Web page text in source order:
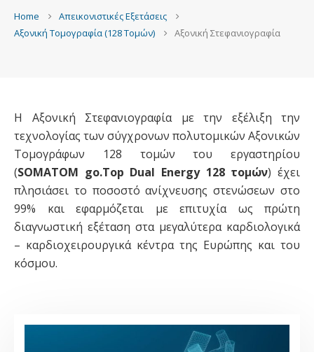
Home
Απεικονιστικές Εξετάσεις
Αξονική Τομογραφία (128 Τομών)
Αξονική Στεφανιογραφία
Η Αξονική Στεφανιογραφία με την εξέλιξη την
τεχνολογίας των σύγχρονων πολυτομικών Αξονικών
Τομογράφων 128 τομών του εργαστηρίου
(SOMATOM go.Top Dual Energy 128 τομών) έχει
πλησιάσει το ποσοστό ανίχνευσης στενώσεων στο
99% και εφαρμόζεται με επιτυχία ως πρώτη
διαγνωστική εξέταση στα μεγαλύτερα καρδιολογικά
– καρδιοχειρουργικά κέντρα της Ευρώπης και του
κόσμου.